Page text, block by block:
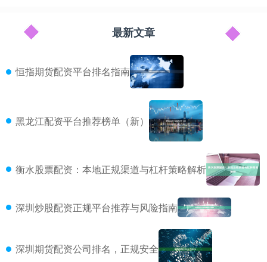
最新文章
恒指期货配资平台排名指南
黑龙江配资平台推荐榜单（新）
衡水股票配资：本地正规渠道与杠杆策略解析
深圳炒股配资正规平台推荐与风险指南
深圳期货配资公司排名，正规安全